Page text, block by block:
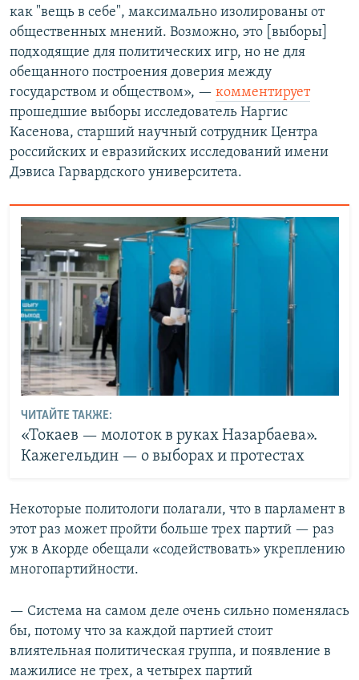
как "вещь в себе", максимально изолированы от
общественных мнений. Возможно, это [выборы]
подходящие для политических игр, но не для
обещанного построения доверия между
государством и обществом», — комментирует
прошедшие выборы исследователь Наргис
Касенова, старший научный сотрудник Центра
российских и евразийских исследований имени
Дэвиса Гарвардского университета.
ЧИТАЙТЕ ТАКЖЕ:
«Токаев — молоток в руках Назарбаева».
Кажегельдин — о выборах и протестах
Некоторые политологи полагали, что в парламент в
этот раз может пройти больше трех партий — раз
уж в Акорде обещали «содействовать» укреплению
многопартийности.
— Система на самом деле очень сильно поменялась
бы, потому что за каждой партией стоит
влиятельная политическая группа, и появление в
мажилисе не трех, а четырех партий